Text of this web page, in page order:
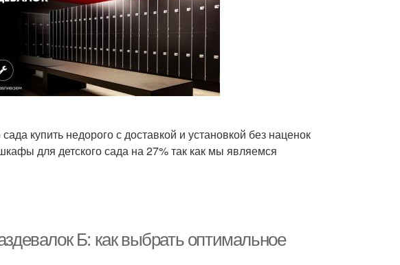
купить недорого с доставкой и установкой без наценок
для детского сада на 27% так как мы являемся
Б: как выбрать оптимальное